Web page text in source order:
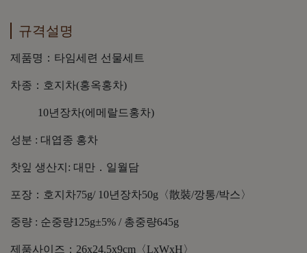
규격설명
제품명：타임세련 선물세트
차종：호지차(홍옥홍차)
10년장차(에메랄드홍차)
성분 : 대엽종 홍차
찻잎 생산지: 대만．일월담
포장：호지차75g/ 10년장차50g〈散裝/깡통/박스〉
중량 : 순중량125g±5% / 총중량645g
제품사이즈：26x24.5x9cm〈LxWxH〉